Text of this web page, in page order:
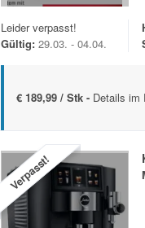
Leider verpasst!
Gültig: 29.03. - 04.04.
€ 189,99 / Stk - Details im
Verpasst!